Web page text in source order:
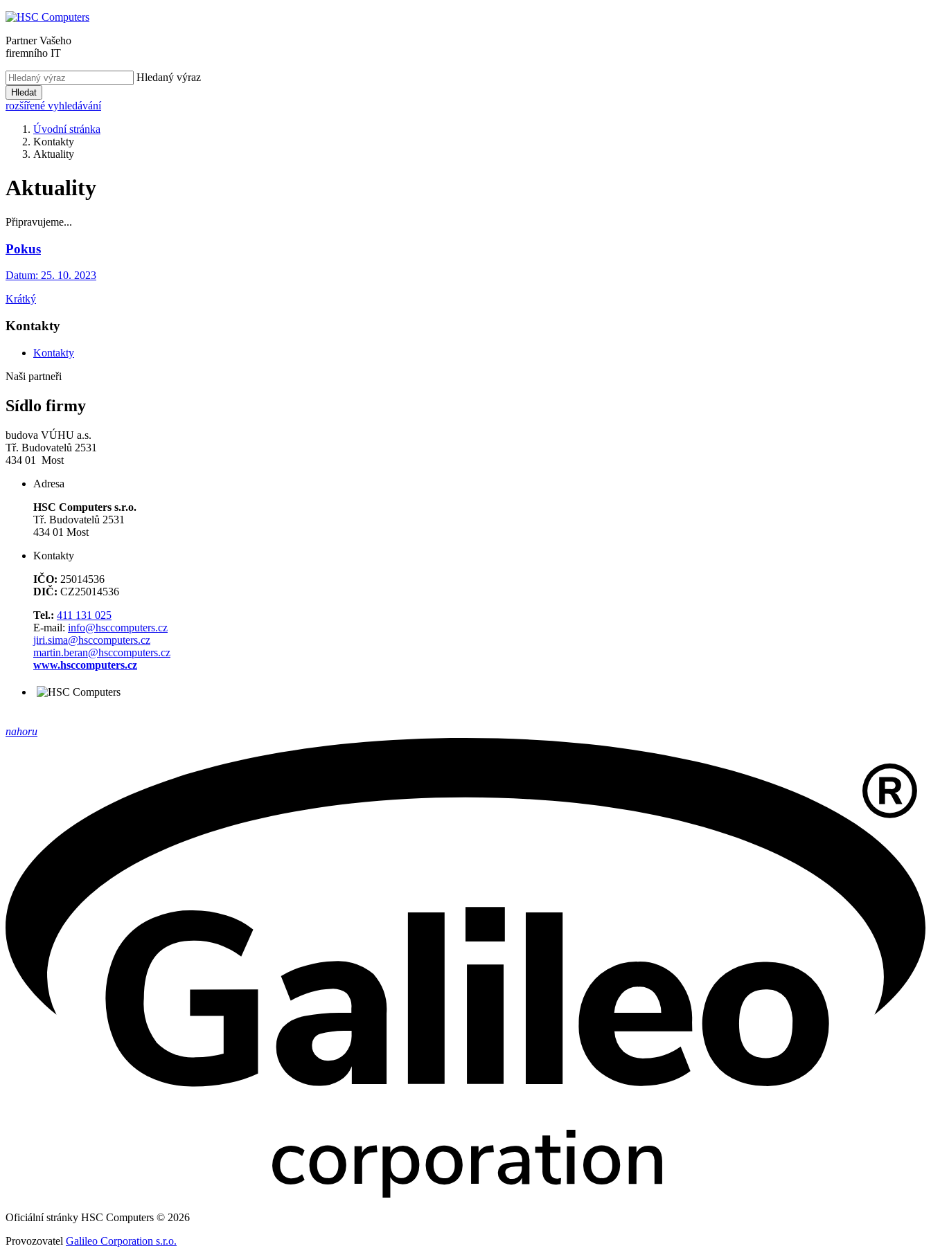
Partner Vašeho
firemního IT
Hledaný výraz
Hledat
rozšířené vyhledávání
Úvodní stránka
Kontakty
Aktuality
Aktuality
Připravujeme...
Pokus
Datum: 25. 10. 2023
Krátký
Kontakty
Kontakty
Naši partneři
Sídlo firmy
budova VÚHU a.s.
Tř. Budovatelů 2531
434 01 Most
Adresa
HSC Computers s.r.o.
Tř. Budovatelů 2531
434 01 Most
Kontakty
IČO: 25014536
DIČ: CZ25014536
Tel.: 411 131 025
E-mail: info@hsccomputers.cz
jiri.sima@hsccomputers.cz
martin.beran@hsccomputers.cz
www.hsccomputers.cz
nahoru
Oficiální stránky HSC Computers © 2026
Provozovatel Galileo Corporation s.r.o.